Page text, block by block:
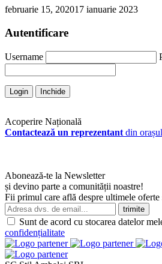
februarie 15, 202017 ianuarie 2023
Autentificare
Username
Login Inchide
Acoperire Națională
Contactează un reprezentant din
Abonează-te la Newsletter
și devino parte a comunității noastre!
Fii primul care află despre ultimele oferte
Sunt de acord cu stocarea datelor
confidențialitate